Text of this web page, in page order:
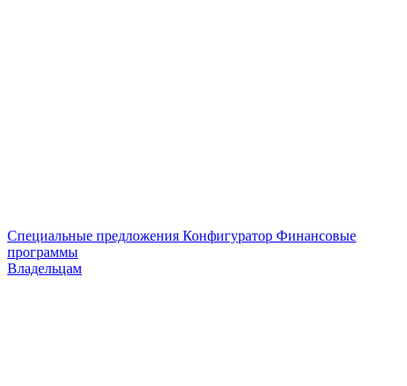
Специальные предложения Конфигуратор Финансовые
программы
Владельцам